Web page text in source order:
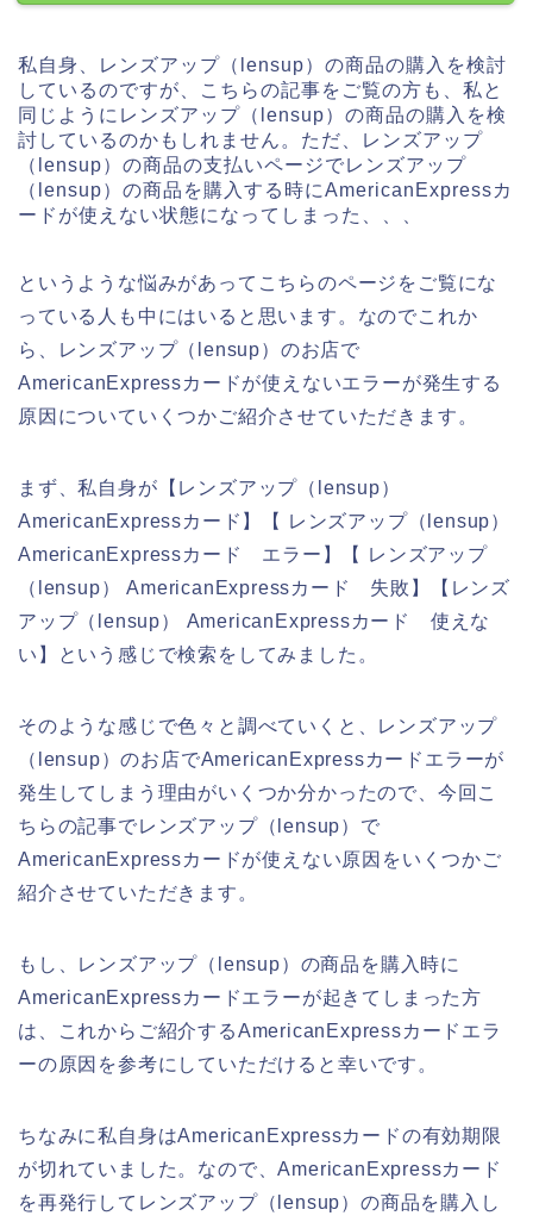
私自身、レンズアップ（lensup）の商品の購入を検討
しているのですが、こちらの記事をご覧の方も、私と
同じようにレンズアップ（lensup）の商品の購入を検
討しているのかもしれません。ただ、レンズアップ
（lensup）の商品の支払いページでレンズアップ
（lensup）の商品を購入する時にAmericanExpressカ
ードが使えない状態になってしまった、、、
というような悩みがあってこちらのページをご覧にな
っている人も中にはいると思います。なのでこれか
ら、レンズアップ（lensup）のお店で
AmericanExpressカードが使えないエラーが発生する
原因についていくつかご紹介させていただきます。
まず、私自身が【レンズアップ（lensup）
AmericanExpressカード】【 レンズアップ（lensup）
AmericanExpressカード エラー】【 レンズアップ
（lensup） AmericanExpressカード 失敗】【レンズ
アップ（lensup） AmericanExpressカード 使えな
い】という感じで検索をしてみました。
そのような感じで色々と調べていくと、レンズアップ
（lensup）のお店でAmericanExpressカードエラーが
発生してしまう理由がいくつか分かったので、今回こ
ちらの記事でレンズアップ（lensup）で
AmericanExpressカードが使えない原因をいくつかご
紹介させていただきます。
もし、レンズアップ（lensup）の商品を購入時に
AmericanExpressカードエラーが起きてしまった方
は、これからご紹介するAmericanExpressカードエラ
ーの原因を参考にしていただけると幸いです。
ちなみに私自身はAmericanExpressカードの有効期限
が切れていました。なので、AmericanExpressカード
を再発行してレンズアップ（lensup）の商品を購入し